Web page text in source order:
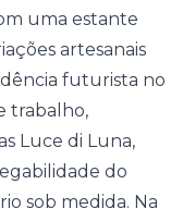
uma estante
artesanais
futurista no
trabalho,
Luce di Luna,
do
sob medida. Na